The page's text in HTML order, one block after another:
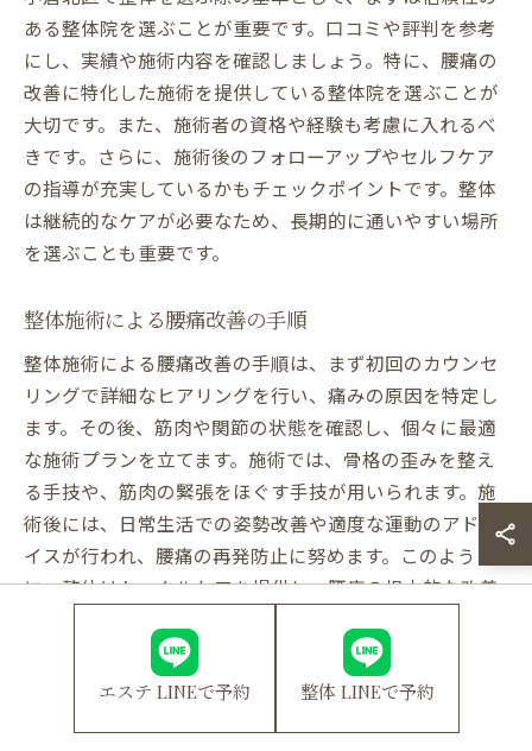
ある整体院を選ぶことが重要です。口コミや評判を参考
にし、実績や施術内容を確認しましょう。特に、腰痛の
改善に特化した施術を提供している整体院を選ぶことが
大切です。また、施術者の資格や経験も考慮に入れるべ
きです。さらに、施術後のフォローアップやセルフケア
の指導が充実しているかもチェックポイントです。整体
は継続的なケアが必要なため、長期的に通いやすい場所
を選ぶことも重要です。
整体施術による腰痛改善の手順
整体施術による腰痛改善の手順は、まず初回のカウンセ
リングで詳細なヒアリングを行い、痛みの原因を特定し
ます。その後、筋肉や関節の状態を確認し、個々に最適
な施術プランを立てます。施術では、骨格の歪みを整え
る手技や、筋肉の緊張をほぐす手技が用いられます。施
術後には、日常生活での姿勢改善や適度な運動のアドバ
イスが行われ、腰痛の再発防止に努めます。このよう
に、整体はトータルケアを提供し、腰痛の根本的な改善
整体選びで腰痛改善を目指す
腰痛改善を目指す際の整体選びでは、自分の症状に合っ
エステ LINEで予約 整体 LINEで予約